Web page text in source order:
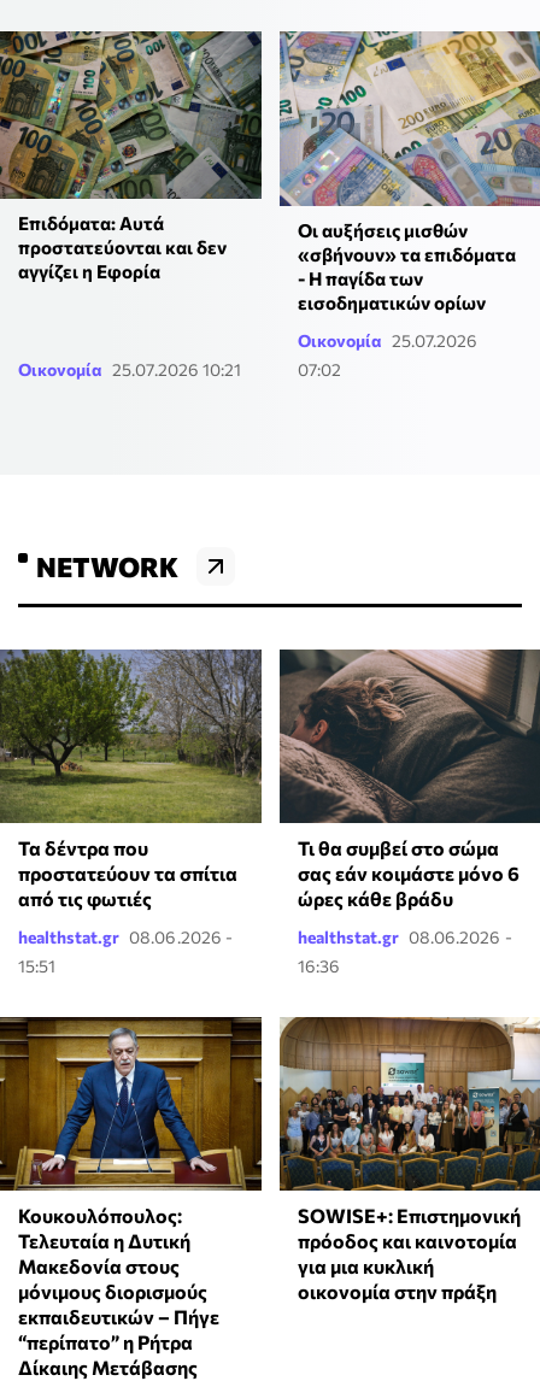
Επιδόματα: Αυτά
προστατεύονται και δεν
αγγίζει η Εφορία
Οικονομία 25.07.2026 10:21
Οι αυξήσεις μισθών
«σβήνουν» τα επιδόματα
- Η παγίδα των
εισοδηματικών ορίων
Οικονομία 25.07.2026
07:02
NETWORK
Τα δέντρα που
προστατεύουν τα σπίτια
από τις φωτιές
healthstat.gr 08.06.2026 -
15:51
Τι θα συμβεί στο σώμα
σας εάν κοιμάστε μόνο 6
ώρες κάθε βράδυ
healthstat.gr 08.06.2026 -
16:36
Κουκουλόπουλος:
Τελευταία η Δυτική
Μακεδονία στους
μόνιμους διορισμούς
εκπαιδευτικών – Πήγε
“περίπατο” η Ρήτρα
Δίκαιης Μετάβασης
SOWISE+: Επιστημονική
πρόοδος και καινοτομία
για μια κυκλική
οικονομία στην πράξη